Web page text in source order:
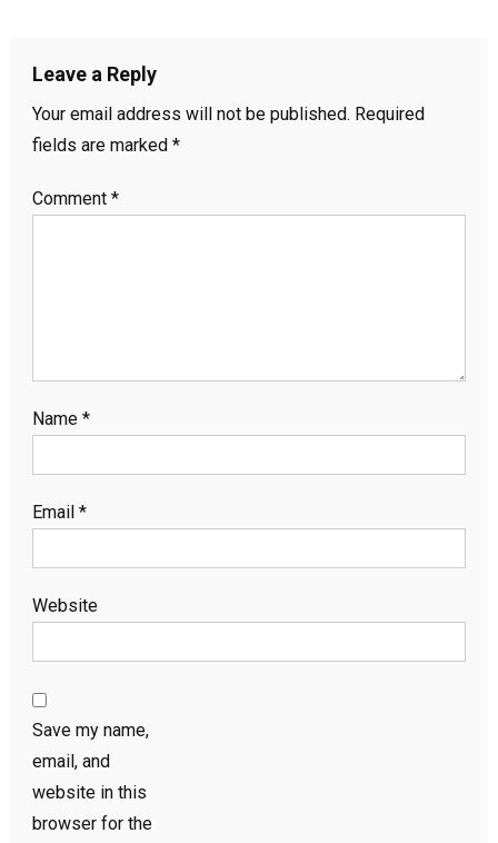
Leave a Reply
Your email address will not be published. Required
fields are marked *
Comment *
Name *
Email *
Website
Save my name,
email, and
website in this
browser for the